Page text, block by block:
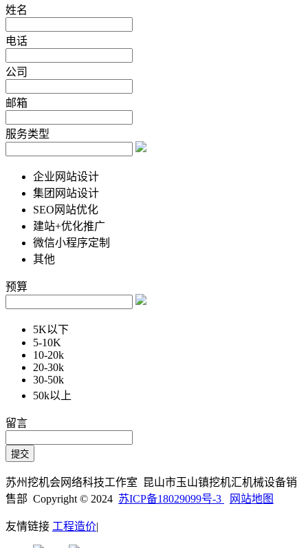
姓名
电话
公司
邮箱
服务类型
企业网站设计
集团网站设计
SEO网站优化
建站+优化推广
微信小程序定制
其他
预算
5K以下
5-10K
10-20k
20-30k
30-50k
50k以上
留言
苏州挖机会网络科技工作室 昆山市玉山镇挖机汇机械设备销
售部 Copyright © 2024 苏ICP备18029099号-3 网站地图
友情链接 工程造价|